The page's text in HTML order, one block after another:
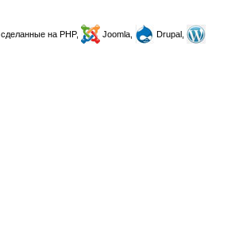
, сделанные на PHP, Joomla,
Drupal,